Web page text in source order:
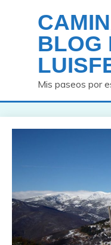
contenidoBLOG
Mis paseos por